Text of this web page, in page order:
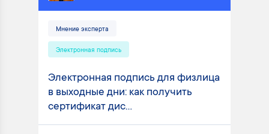
Мнение эксперта
Электронная подпись
Электронная подпись для физлица
в выходные дни: как получить
сертификат дис...